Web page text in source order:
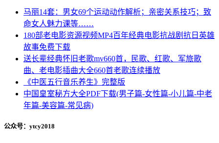
马丽14套：男女69个运动动作解析；亲密关系技巧；致
命女人魅力课等……
180部老电影资源视频MP4百年经典电影抗战剧抗日英雄
故事免费下载
送长辈经典怀旧老歌mv660首，民歌、红歌、军旅歌
曲、老电影插曲大全660首老歌连续播放
《中医五行音乐养生》完整版
中国皇室秘方大全PDF下载(男子篇-女性篇-小儿篇-中老
年篇-美容篇-常见病)
公众号：ytcy2018